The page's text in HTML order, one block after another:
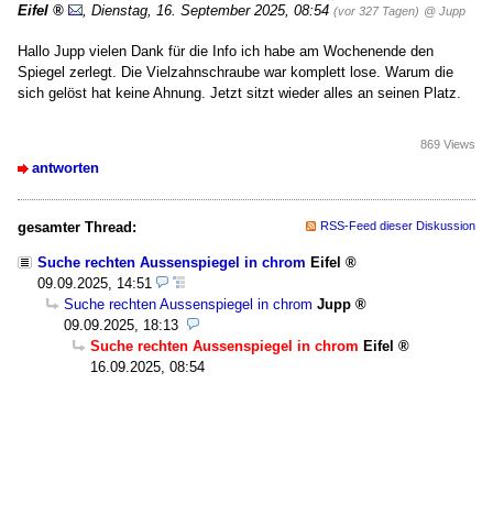
Eifel Dienstag, 16. September 2025, 08:54 (vor 327 Tagen) @ Jupp
Hallo Jupp vielen Dank für die Info ich habe am Wochenende den
Spiegel zerlegt. Die Vielzahnschraube war komplett lose. Warum die
sich gelöst hat keine Ahnung. Jetzt sitzt wieder alles an seinen Platz.
antworten
869 Views
gesamter Thread: RSS-Feed dieser Diskussion
Suche rechten Aussenspiegel in chrom Eifel
09.09.2025, 14:51
Suche rechten Aussenspiegel in chrom Jupp
09.09.2025, 18:13
Suche rechten Aussenspiegel in chrom Eifel
16.09.2025, 08:54